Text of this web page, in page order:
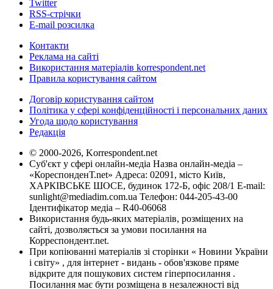
Twitter
RSS-стрічки
E-mail розсилка
Контакти
Реклама на сайті
Використання матеріалів korrespondent.net
Правила користування сайтом
Договір користування сайтом
Політика у сфері конфіденційності і персональних даних
Угода щодо користування
Редакція
© 2000-2026, Korrespondent.net
Суб'єкт у сфері онлайн-медіа Назва онлайн-медіа –
«КореспонденТ.net» Адреса: 02091, місто Київ,
ХАРКІВСЬКЕ ШОСЕ, будинок 172-Б, офіс 208/1 E-mail:
sunlight@mediadim.com.ua Телефон: 044-205-43-00
Ідентифікатор медіа – R40-06068
Використання будь-яких матеріалів, розміщених на
сайті, дозволяється за умови посилання на
Корреспондент.net.
При копіюванні матеріалів зі сторінки « Новини України
і світу» , для інтернет - видань - обов'язкове пряме
відкрите для пошукових систем гіперпосилання .
Посилання має бути розміщена в незалежності від